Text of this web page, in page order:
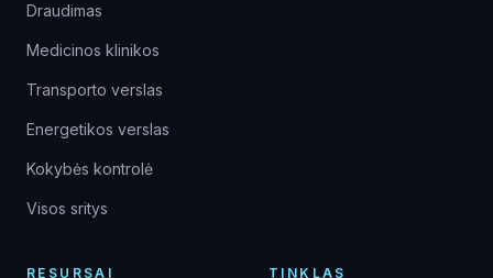
Draudimas
Medicinos klinikos
Transporto verslas
Energetikos verslas
Kokybės kontrolė
Visos sritys
RESURSAI TINKLAS